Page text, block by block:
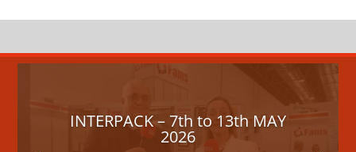
INTERPACK – 7th to 13th MAY
2026